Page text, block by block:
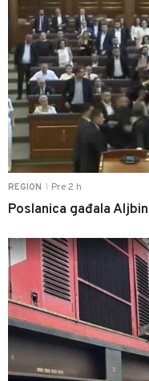
REGION Pre 2 h
Poslanica gađala